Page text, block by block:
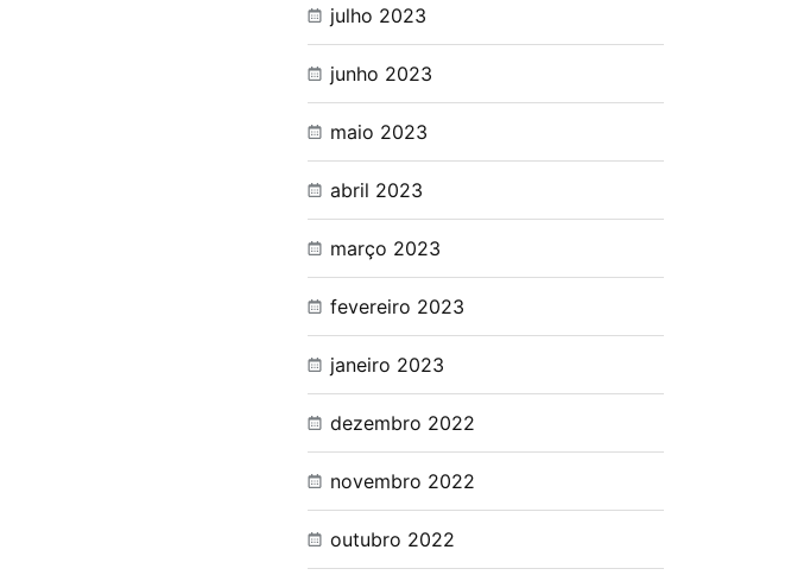
julho 2023
junho 2023
maio 2023
abril 2023
março 2023
fevereiro 2023
janeiro 2023
dezembro 2022
novembro 2022
outubro 2022